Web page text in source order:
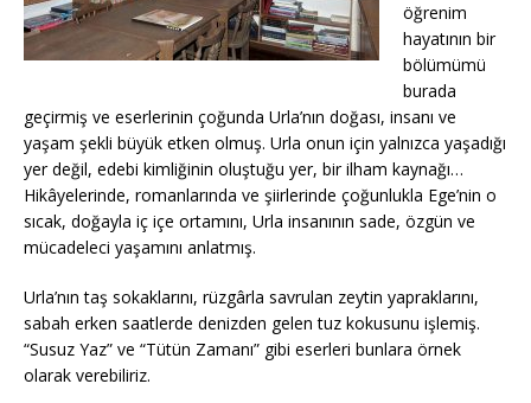
öğrenim
hayatının bir
bölümümü
burada
geçirmiş ve eserlerinin çoğunda Urla’nın doğası, insanı ve
yaşam şekli büyük etken olmuş. Urla onun için yalnızca yaşadığı
yer değil, edebi kimliğinin oluştuğu yer, bir ilham kaynağı…
Hikâyelerinde, romanlarında ve şiirlerinde çoğunlukla Ege’nin o
sıcak, doğayla iç içe ortamını, Urla insanının sade, özgün ve
mücadeleci yaşamını anlatmış.
Urla’nın taş sokaklarını, rüzgârla savrulan zeytin yapraklarını,
sabah erken saatlerde denizden gelen tuz kokusunu işlemiş.
“Susuz Yaz” ve “Tütün Zamanı” gibi eserleri bunlara örnek
olarak verebiliriz.